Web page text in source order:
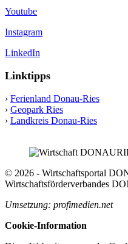
Youtube
Instagram
LinkedIn
Linktipps
› Ferienland Donau-Ries
› Geopark Ries
› Landkreis Donau-Ries
© 2026 - Wirtschaftsportal
Wirtschaftsförderverbandes
Umsetzung: profimedien.net
Cookie-Information